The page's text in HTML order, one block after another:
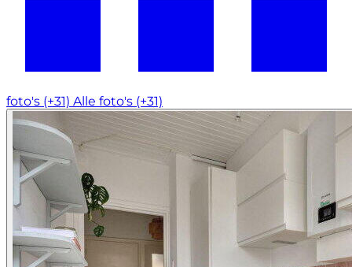
foto's (+31) Alle foto's (+31)